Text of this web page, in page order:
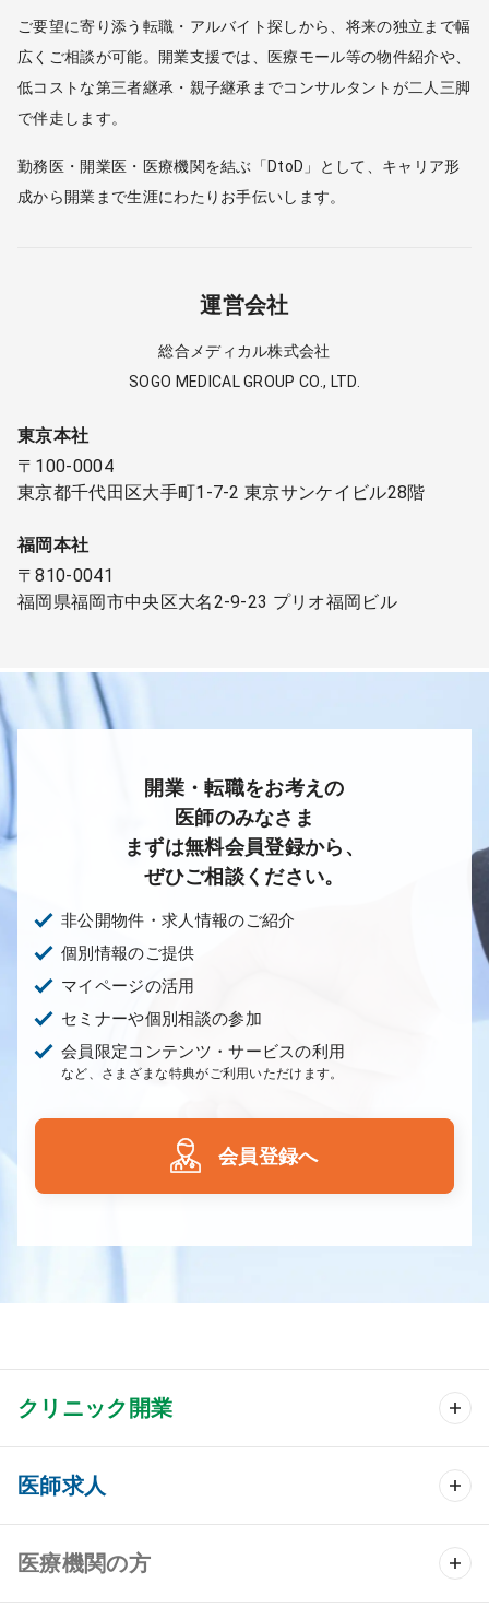
ご要望に寄り添う転職・アルバイト探しから、将来の独立まで幅
広くご相談が可能。開業支援では、医療モール等の物件紹介や、
低コストな第三者継承・親子継承までコンサルタントが二人三脚
で伴走します。
勤務医・開業医・医療機関を結ぶ「DtoD」として、キャリア形
成から開業まで生涯にわたりお手伝いします。
運営会社
総合メディカル株式会社
SOGO MEDICAL GROUP CO., LTD.
東京本社
〒100-0004
東京都千代田区大手町1-7-2 東京サンケイビル28階
福岡本社
〒810-0041
福岡県福岡市中央区大名2-9-23 プリオ福岡ビル
開業・転職をお考えの
医師のみなさま
まずは無料会員登録から、
ぜひご相談ください。
非公開物件・求人情報のご紹介
個別情報のご提供
マイページの活用
セミナーや個別相談の参加
会員限定コンテンツ・サービスの利用
など、さまざまな特典がご利用いただけます。
会員登録へ
クリニック開業
クリニック開業 TOP
クリニック物件検索
医師求人
医師求人 TOP
医療機関の方